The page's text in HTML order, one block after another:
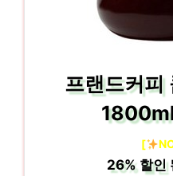
프랜드커피
[
26%할인